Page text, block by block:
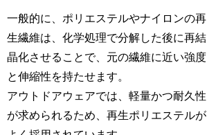
一般的に、ポリエステルやナイロンの再
生繊維は、化学処理で分解した後に再結
晶化させることで、元の繊維に近い強度
と伸縮性を持たせます。
アウトドアウェアでは、軽量かつ耐久性
が求められるため、再生ポリエステルが